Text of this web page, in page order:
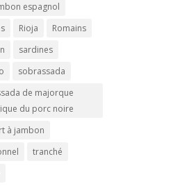
espagnol
Rioja
Romains
sardines
sobrassada
de majorque
du porc noire
à jambon
tranché